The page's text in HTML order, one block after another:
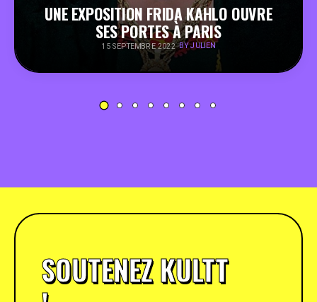
SOUTENEZ KULTT
UNE EXPOSITION FRIDA KAHLO OUVRE
SES PORTES À PARIS
15 SEPTEMBRE 2022 BY JULIEN
SOUTENEZ KULTT